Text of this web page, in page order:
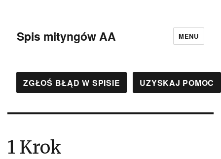
Spis mityngów AA MENU
ZGŁOŚ BŁĄD W SPISIE UZYSKAJ POMOC
1 Krok